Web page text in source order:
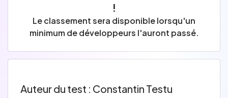
!
Le classement sera disponible lorsqu'un
minimum de développeurs l'auront passé.
Auteur du test : Constantin Testu